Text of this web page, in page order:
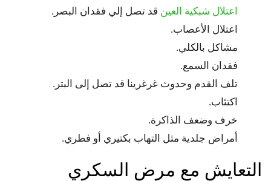
اعتلال شبكية العين قد تصل إلي فقدان البصر.
اعتلال الأعصاب.
مشاكل بالكلي.
فقدان السمع.
تلف القدم وحدوث غرغرينا قد تصل إلى البتر.
اكتئاب.
خرف وضعف الذاكرة.
أمراض جلدية مثل التهاب بكتيري أو فطري.
التعايش مع مرض السكري